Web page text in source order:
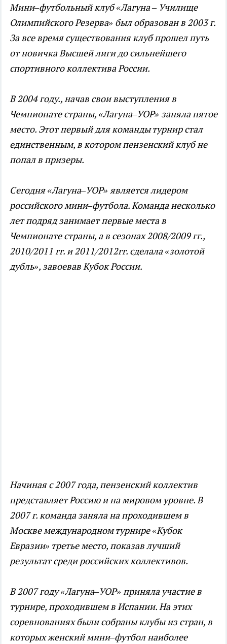
Мини–футбольный клуб «Лагуна – Училище
Олимпийского Резерва» был образован в 2003 г.
За все время существования клуб прошел путь
от новичка Высшей лиги до сильнейшего
спортивного коллектива России.
В 2004 году., начав свои выступления в
Чемпионате страны, «Лагуна–УОР» заняла пятое
место. Этот первый для команды турнир стал
единственным, в котором пензенский клуб не
попал в призеры.
Сегодня «Лагуна–УОР» является лидером
российского мини–футбола. Команда несколько
лет подряд занимает первые места в
Чемпионате страны, а в сезонах 2008/2009 гг.,
2010/2011 гг. и 2011/2012гг. сделала «золотой
дубль», завоевав Кубок России.
Начиная с 2007 года, пензенский коллектив
представляет Россию и на мировом уровне. В
2007 г. команда заняла на проходившем в
Москве международном турнире «Кубок
Евразии» третье место, показав лучший
результат среди российских коллективов.
В 2007 году «Лагуна–УОР» приняла участие в
турнире, проходившем в Испании. На этих
соревнованиях были собраны клубы из стран, в
которых женский мини–футбол наиболее